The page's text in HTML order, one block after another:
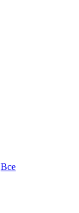
Все